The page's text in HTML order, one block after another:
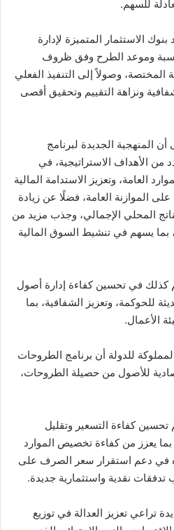
للسهم.
الاستثمار المتميزة لإدارة
نسبة وموعد الطرح وفق ظروف
المختصة، وصولاً إلى التنفيذ الفعلي
ونزاهة التقييم وتحقيق أقصى
المنهجية الجديدة لبرنامج
الأهداف الاستراتيجية، في
العامة، وتعزيز الاستدامة المالية
الموازنة العامة، فضلًا عن زيادة
المحلي الإجمالي، وجذب مزيد من
بما يسهم في تنشيط السوق المالية
كذلك في تحسين كفاءة إدارة أصول
للحوكمة، وتعزيز الشفافية، بما
الأعمال.
للدولة أن برنامج الطروحات
للأصول من حصيلة الطروحات،
تحسين كفاءة التسعير وتقليل
يعزز من كفاءة تخصيص الموارد
في دعم استقرار سعر الصرف على
نقدية واستثمارية جديدة.
تراعي تعزيز العدالة في توزيع